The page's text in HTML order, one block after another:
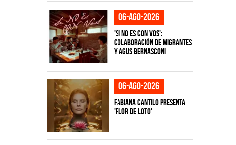
06-ago-2026
'Si No Es Con Vos':
colaboración de Migrantes
y Agus Bernasconi
06-ago-2026
Fabiana Cantilo presenta
'Flor de Loto'